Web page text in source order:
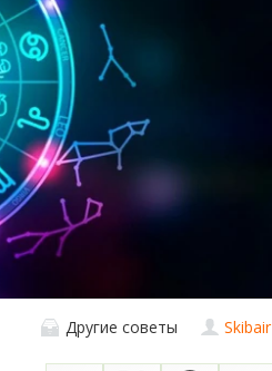
Skibair
Другие советы